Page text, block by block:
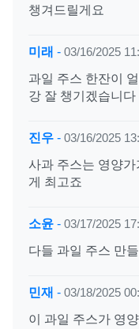
챙겨드릴게요
미래 - 03/16/2025
과일 주스 한잔이
강 잘 챙기겠습니다
진우 - 03/16/2025
사과 주스는 영양가
게 최고죠
소윤 - 03/17/2025
다들 과일 주스 만
민재 - 03/18/2025
이 과일 주스가 영